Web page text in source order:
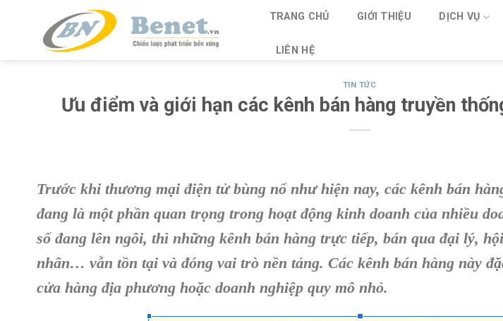
TRANG CHỦ GIỚI THIỆU DỊCH VỤ
LIÊN HỆ
TIN TỨC
Ưu điểm và giới hạn các kênh bán hàng truyền
Trước khi thương mại điện tử bùng nổ như hiện nay, các kênh bán
đang là một phần quan trọng trong hoạt động kinh doanh của nhiều
số đang lên ngôi, thì những kênh bán hàng trực tiếp, bán qua đại lý,
nhân… vẫn tồn tại và đóng vai trò nền tảng. Các kênh bán hàng này
cửa hàng địa phương hoặc doanh nghiệp quy mô nhỏ.